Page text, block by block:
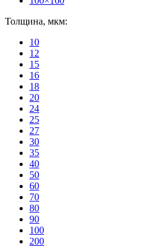
Толщина, мкм:
10
12
15
16
18
20
24
25
27
30
35
40
50
60
70
80
90
100
200